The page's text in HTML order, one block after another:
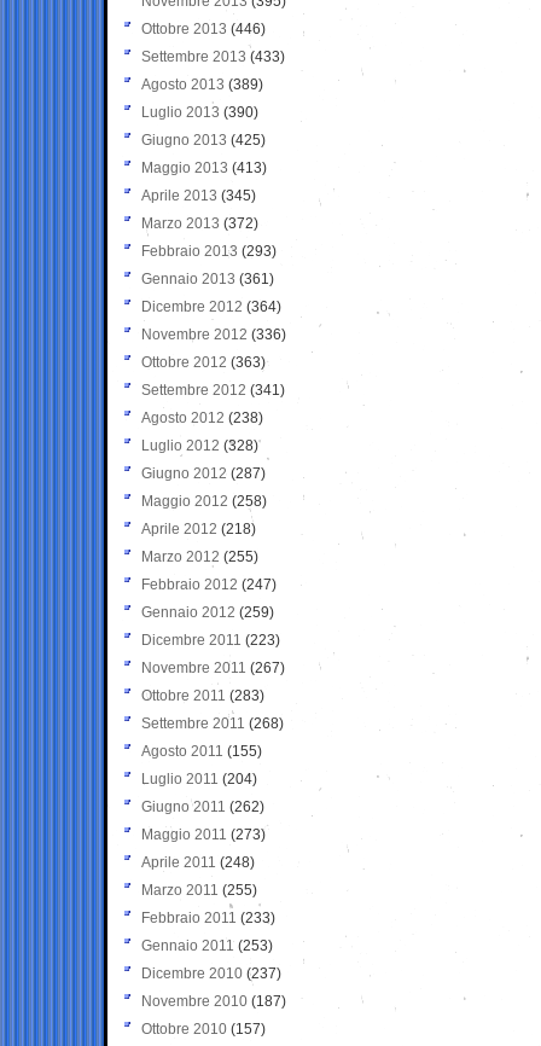
Ottobre 2013 (446)
Settembre 2013 (433)
Agosto 2013 (389)
Luglio 2013 (390)
Giugno 2013 (425)
Maggio 2013 (413)
Aprile 2013 (345)
Marzo 2013 (372)
Febbraio 2013 (293)
Gennaio 2013 (361)
Dicembre 2012 (364)
Novembre 2012 (336)
Ottobre 2012 (363)
Settembre 2012 (341)
Agosto 2012 (238)
Luglio 2012 (328)
Giugno 2012 (287)
Maggio 2012 (258)
Aprile 2012 (218)
Marzo 2012 (255)
Febbraio 2012 (247)
Gennaio 2012 (259)
Dicembre 2011 (223)
Novembre 2011 (267)
Ottobre 2011 (283)
Settembre 2011 (268)
Agosto 2011 (155)
Luglio 2011 (204)
Giugno 2011 (262)
Maggio 2011 (273)
Aprile 2011 (248)
Marzo 2011 (255)
Febbraio 2011 (233)
Gennaio 2011 (253)
Dicembre 2010 (237)
Novembre 2010 (187)
Ottobre 2010 (157)